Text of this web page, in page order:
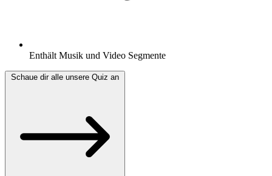
Enthält Musik und Video Segmente
Schaue dir alle unsere Quiz an